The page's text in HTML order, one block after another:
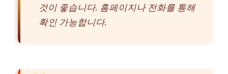
것이 좋습니다. 홈페이지나 전화를 통해
확인 가능합니다.